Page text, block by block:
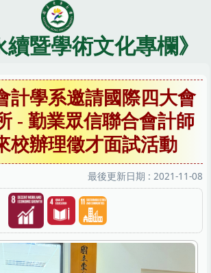
續暨學術文化專欄》
計學系邀請國際四大會
- 勤業眾信聯合會計師
校辦理徵才面試活動
最後更新日期 : 2021-11-08